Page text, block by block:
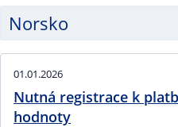
Norsko
01.01.2026
Nutná registrace k
hodnoty